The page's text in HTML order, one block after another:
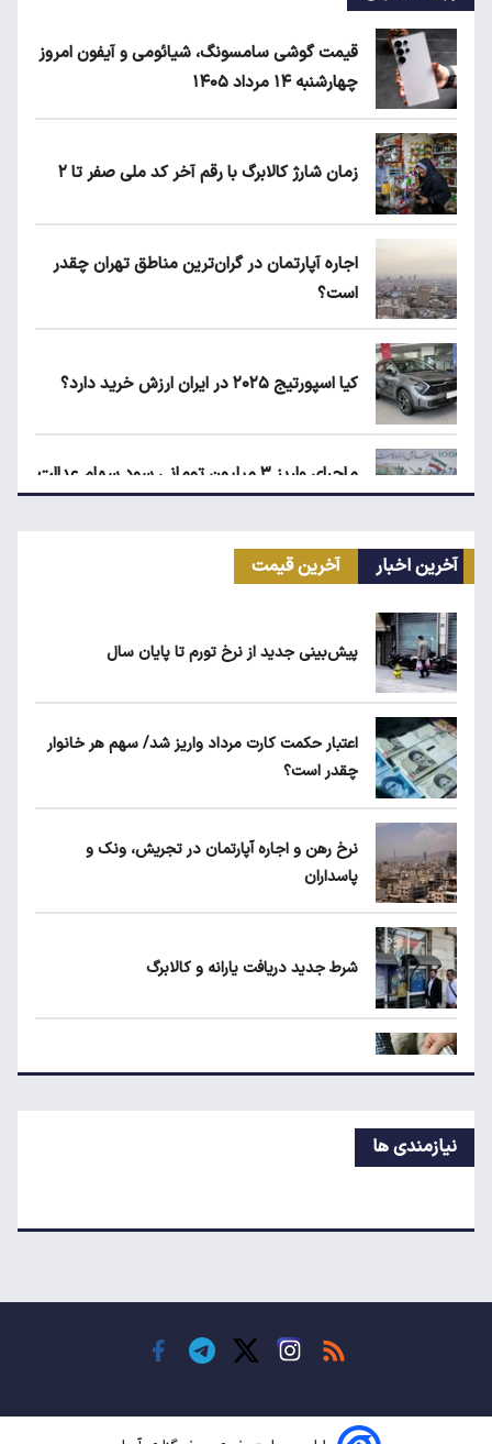
قیمت گوشی سامسونگ، شیائومی و آیفون امروز
چهارشنبه ۱۴ مرداد ۱۴۰۵
زمان شارژ کالابرگ با رقم آخر کد ملی صفر تا ۲
اجاره آپارتمان در گران‌ترین مناطق تهران چقدر
است؟
کیا اسپورتیج ۲۰۲۵ در ایران ارزش خرید دارد؟
ماجرای واریز ۳ میلیون تومانی سود سهام عدالت
چیست؟
قیمت محصولات ایران‌خودرو و سایپا امروز
ماجرای محدودیت گوشت برزیلی در اروپا
شرط جدید دریافت یارانه و کالابرگ
آخرین اخبار آخرین قیمت
پیش‌بینی جدید از نرخ تورم تا پایان سال
اعتبار حکمت کارت مرداد واریز شد/ سهم هر خانوار
چقدر است؟
نرخ رهن و اجاره آپارتمان در تجریش، ونک و
پاسداران
شرط جدید دریافت یارانه و کالابرگ
حداقل دستمزد در کشورهای اروپایی چقدر است؟
سقوط تولید خودرو در ایران؛ پارس‌خودرو رکورددار
نیازمندی ها